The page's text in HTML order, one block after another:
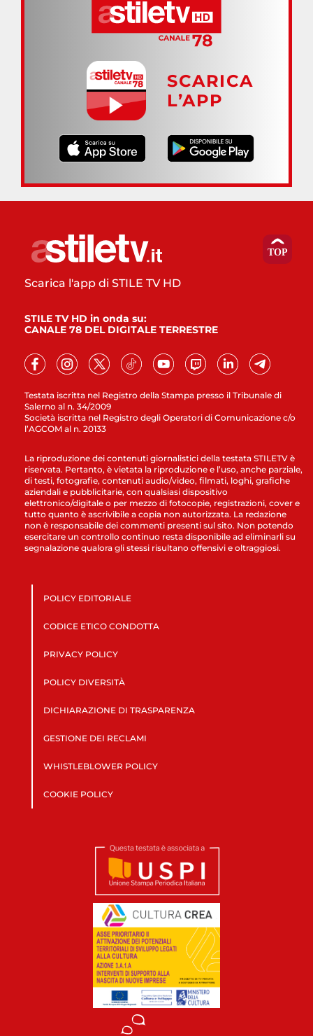
SCARICA
L’APP
Testata iscritta nel Registro della Stampa presso il Tribunale di
Salerno al n. 34/2009
Società iscritta nel Registro degli Operatori di Comunicazione c/o
l’AGCOM al n. 20133
Scarica l'app di STILE TV HD
STILE TV HD in onda su:
CANALE 78 DEL DIGITALE TERRESTRE
La riproduzione dei contenuti giornalistici della testata STILETV è
riservata. Pertanto, è vietata la riproduzione e l’uso, anche parziale,
di testi, fotografie, contenuti audio/video, filmati, loghi, grafiche
aziendali e pubblicitarie, con qualsiasi dispositivo
elettronico/digitale o per mezzo di fotocopie, registrazioni, cover e
tutto quanto è ascrivibile a copia non autorizzata. La redazione
non è responsabile dei commenti presenti sul sito. Non potendo
esercitare un controllo continuo resta disponibile ad eliminarli su
segnalazione qualora gli stessi risultano offensivi e oltraggiosi.
POLICY EDITORIALE
CODICE ETICO CONDOTTA
PRIVACY POLICY
POLICY DIVERSITÀ
DICHIARAZIONE DI TRASPARENZA
GESTIONE DEI RECLAMI
WHISTLEBLOWER POLICY
COOKIE POLICY